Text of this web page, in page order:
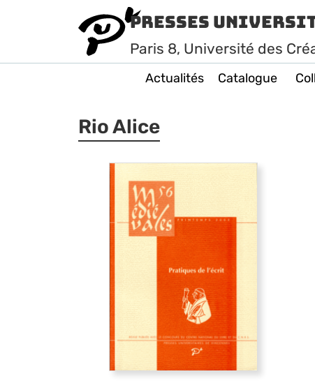
Presses
Paris 8, Université des
Actualités Catalogue
Rio Alice